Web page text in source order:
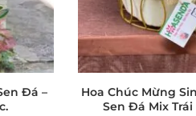
Đá –
Hoa Chúc Mừng
Sen Đá Mix